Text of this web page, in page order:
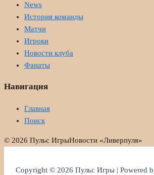
News
История команды
Матчи
Игроки
Новости клуба
Фанаты
Навигация
Главная
Поиск
© 2026 Пульс ИгрыНовости «Ливерпуля»
Copyright © 2026 Пульс Игры | Powered